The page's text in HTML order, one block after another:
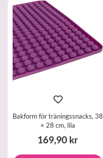
Bakform för träningssnacks, 38
× 28 cm, lila
169,90 kr